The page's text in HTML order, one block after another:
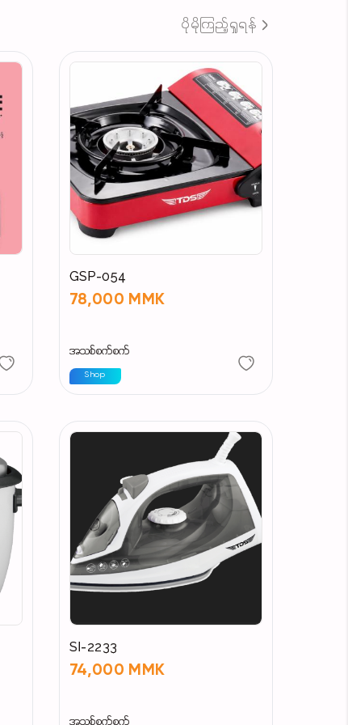
Free, Second and Third Year
ပိုမိုကြည့်ရှုရန်
GSP-054
78,000 MMK
အသစ်စက်စက်
Shop
SI-2233
74,000 MMK
အသစ်စက်စက်